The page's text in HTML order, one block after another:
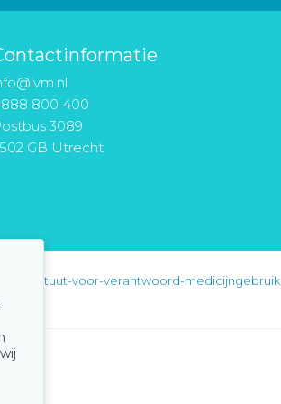
800 400
3089
GB Utrecht
instituut-voor-verantwoord-medicijngebruik